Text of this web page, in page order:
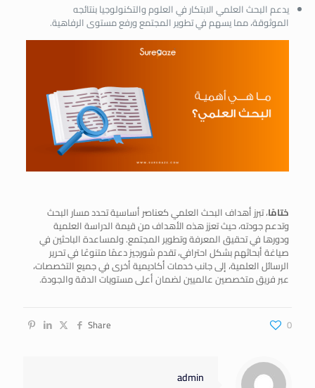
يدعم البحث العلمي الابتكار في العلوم والتكنولوجيا بنتائجه
الموثوقة، مما يسهم في تطوير المجتمع ورفع مستوى الرفاهية.
ختامًا، تبرز أهداف البحث العلمي كعناصر أساسية تحدد مسار البحث
وتدعم جودته، حيث تعزز هذه الأهداف من قيمة الدراسة العلمية
ودورها في تحقيق المعرفة وتطوير المجتمع. ولمساعدة الباحثين في
صياغة أبحاثهم بشكل احترافي، تقدم شورجيز دعمًا متنوعًا في تحرير
الرسائل العلمية، إلى جانب خدمات أكاديمية أخرى في جميع التخصصات،
عبر فريق متخصصين عالميين لضمان أعلى مستويات الدقة والجودة.
Share 0
admin